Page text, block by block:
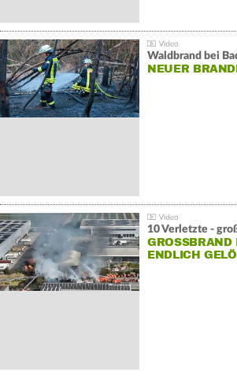
Waldbrand bei
NEUER
10 Verletzte -
GROSSBRAND
NDLICH